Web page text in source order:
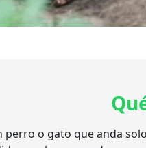
perro o gato que anda